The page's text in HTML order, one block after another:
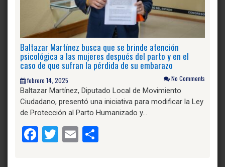
Baltazar Martínez busca que se brinde atención
psicológica a las mujeres después del parto y en el
caso de que sufran la pérdida de su embarazo
febrero 14, 2025 No Comments
Baltazar Martínez, Diputado Local de Movimiento
Ciudadano, presentó una iniciativa para modificar la Ley
de Protección al Parto Humanizado y…
Facebook
Twitter
Email